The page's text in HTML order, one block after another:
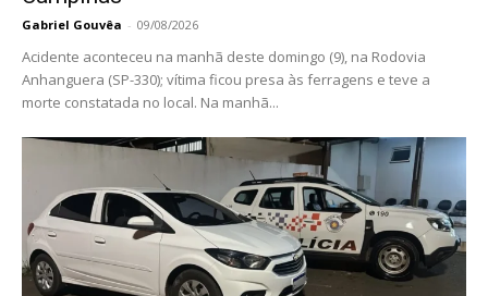
Gabriel Gouvêa - 09/08/2026
Acidente aconteceu na manhã deste domingo (9), na Rodovia
Anhanguera (SP-330); vítima ficou presa às ferragens e teve a
morte constatada no local. Na manhã...